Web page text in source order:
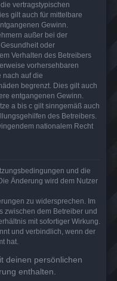
vertragstypischen
gilt auch für mittelbare
Gewinn.
außer bei der
oder
Verhalten des Betreibers
vorhersehbaren
nach auf die
begrenzt. Dies gilt auch
entgangenen Gewinn.
a bis c gilt sinngemäß auch
des Betreibers.
nationalem Recht
und die
Änderung wird dem Nutzer
zu widersprechen. Im
zwischen dem Betreiber und
mit sofortiger Wirkung.
und verbindlich, wenn der
hat.
deinen persönlichen
enthalten.